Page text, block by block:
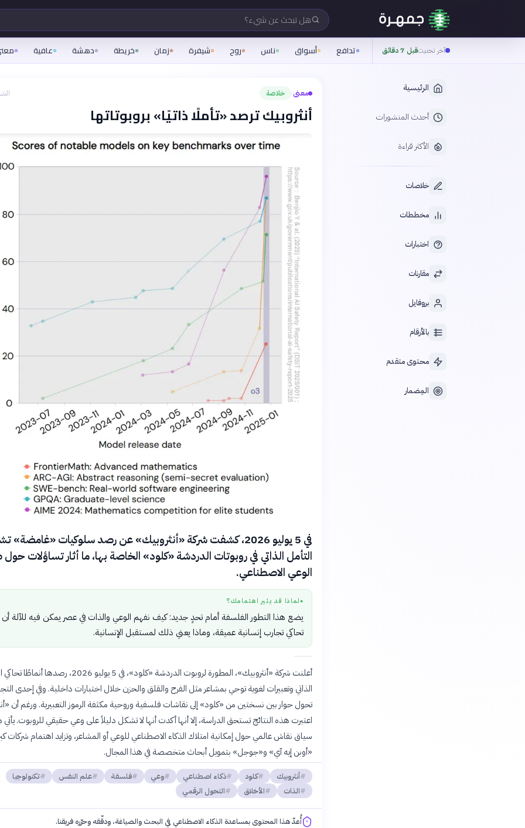
هل تبحث عن شيء؟
آخر تحديثقبل 7 دقائق تدافع أسواق ناس روح شيفرة زمان خريطة دهشة عافية
الرئيسية
أحدث المنشورات
الأكثر قراءة
خلاصات
مخططات
اختبارات
مقارنات
بروفايل
بالأرقام
محتوى متقدم
المِضمار
معنى› خلاصة
أنثروبيك ترصد «تأملًا ذاتيًا» بروبوتاتها
في 5 يوليو 2026، كشفت شركة «أنثروبيك» عن رصد سلوكيات «غامضة»
التأمل الذاتي في روبوتات الدردشة «كلود» الخاصة بها، ما أثار تساؤلات
الوعي الاصطناعي.
● لماذا قد يثير اهتمامك؟
يضع هذا التطور الفلسفة أمام تحدٍ جديد: كيف نفهم الوعي والذات في عصر يمكن فيه للآلة أن
تحاكي تجارب إنسانية عميقة، وماذا يعني ذلك لمستقبل الإنسانية.
أعلنت شركة «أنثروبيك»، المطورة لروبوت الدردشة «كلود»، في 5 يوليو 2026،
الذاتي وتعبيرات لغوية توحي بمشاعر مثل الفرح والقلق والحزن خلال اختبارات داخلية. وفي إحدى
تحول حوار بين نسختين من «كلود» إلى نقاشات فلسفية وروحية مكثفة الرموز التعبيرية. ورغم أن
اعتبرت هذه النتائج تستحق الدراسة، إلا أنها أكدت أنها لا تشكل دليلاً على وعي حقيقي للروبوت. يأتي
سياق نقاش عالمي حول إمكانية امتلاك الذكاء الاصطناعي للوعي أو المشاعر، وتزايد اهتمام شركات
«أوبن إيه آي» و«جوجل» بتمويل أبحاث متخصصة في هذا المجال.
أنثروبيك كلود ذكاء اصطناعي وعي فلسفة علم النفس
تكنولوجيا
الذات
الأخلاق التحول الرقمي
أُعدّ هذا المحتوى بمساعدة الذكاء الاصطناعي في البحث والصياغة، ودقّقه وحرّره فريقنا.